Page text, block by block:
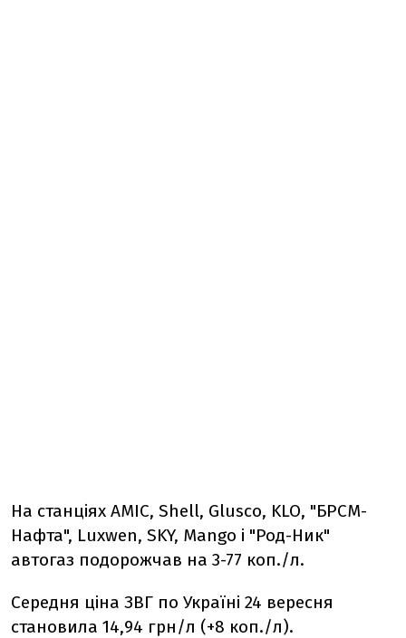
На станціях AMIC, Shell, Glusco, KLO, "БРСМ-
Нафта", Luxwen, SKY, Mango і "Род-Ник"
автогаз подорожчав на 3-77 коп./л.
Середня ціна ЗВГ по Україні 24 вересня
становила 14,94 грн/л (+8 коп./л).